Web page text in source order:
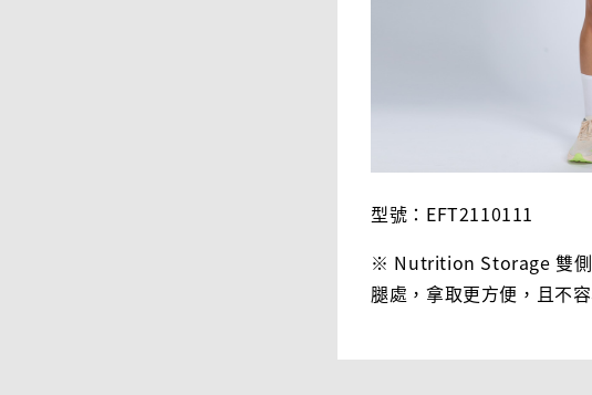
型號：EFT2110111
※ Nutrition Storage 雙側
腿處，拿取更方便，且不